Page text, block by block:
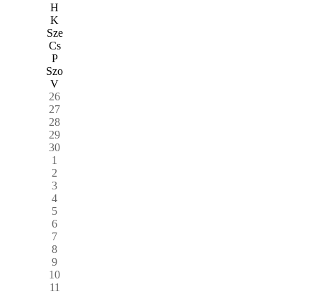
H
K
Sze
Cs
P
Szo
V
26
27
28
29
30
1
2
3
4
5
6
7
8
9
10
11